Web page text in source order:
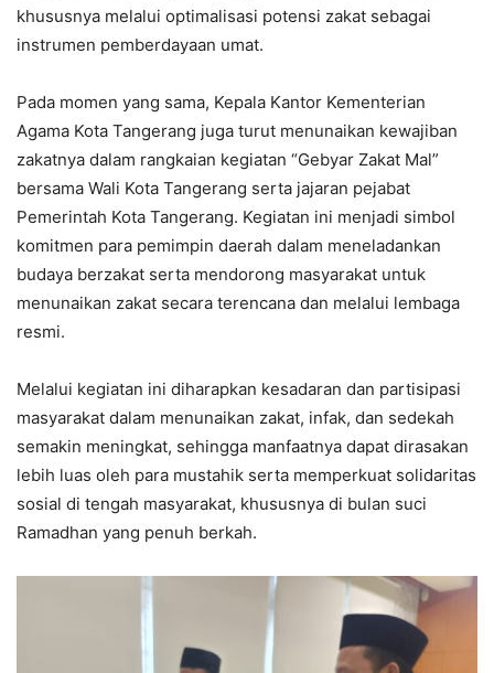
khususnya melalui optimalisasi potensi zakat sebagai
instrumen pemberdayaan umat.
Pada momen yang sama, Kepala Kantor Kementerian
Agama Kota Tangerang juga turut menunaikan kewajiban
zakatnya dalam rangkaian kegiatan “Gebyar Zakat Mal”
bersama Wali Kota Tangerang serta jajaran pejabat
Pemerintah Kota Tangerang. Kegiatan ini menjadi simbol
komitmen para pemimpin daerah dalam meneladankan
budaya berzakat serta mendorong masyarakat untuk
menunaikan zakat secara terencana dan melalui lembaga
resmi.
Melalui kegiatan ini diharapkan kesadaran dan partisipasi
masyarakat dalam menunaikan zakat, infak, dan sedekah
semakin meningkat, sehingga manfaatnya dapat dirasakan
lebih luas oleh para mustahik serta memperkuat solidaritas
sosial di tengah masyarakat, khususnya di bulan suci
Ramadhan yang penuh berkah.